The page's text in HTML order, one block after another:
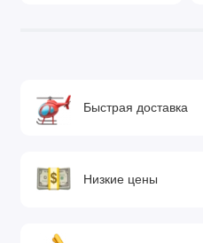
Быстрая доставка
Низкие цены